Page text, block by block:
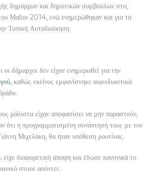
δημάρχων και δημοτικών συμβούλων στις
Μαΐου 2014, ενώ ενημερώθηκαν και για τα
Τοπική Αυτοδιοίκηση.
δήμαρχοι δεν είχαν ενημερωθεί για την
, καθώς εκείνος εμφανίστηκε αιφνιδιαστικά
μάλιστα είχαν αποφασίσει να μην παραστούν,
ότι η προγραμματισμένη συνάντησή τους με τον
Μιχελάκη, θα ήταν υπόθεση ρουτίνας.
διαφορετική άποψη και έδωσε κανονικά το
στους απόντες.